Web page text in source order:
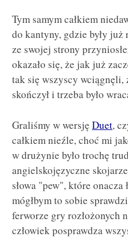
Tym samym całkiem
do kantyny, gdzie były
ze swojej strony
okazało się, że jak już
tak się wszyscy wciągnęli,
skończył i trzeba było
Graliśmy w wersję Duet,
całkiem nieźle, choć mi
w drużynie było trochę
angielskojęzyczne
słowa "pew", które
mógłbym to sobie
ferworze gry rozłożonych
człowiek posprawdza